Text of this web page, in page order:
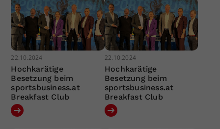
22.10.2024
Hochkarätige
Besetzung beim
sportsbusiness.at
Breakfast Club
22.10.2024
Hochkarätige
Besetzung beim
sportsbusiness.at
Breakfast Club